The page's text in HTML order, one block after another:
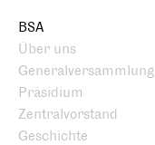
BSA
Über uns
Generalversammlung
Präsidium
Zentralvorstand
Geschichte